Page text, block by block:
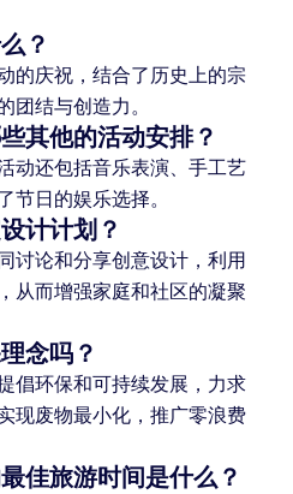
？
的庆祝，结合了历史上的宗
团结与创造力。
其他的活动安排？
动还包括音乐表演、手工艺
节日的娱乐选择。
计计划？
讨论和分享创意设计，利用
从而增强家庭和社区的凝聚
念吗？
倡环保和可持续发展，力求
现废物最小化，推广零浪费
佳旅游时间是什么？